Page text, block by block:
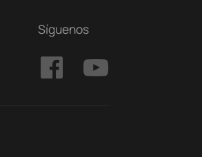
Síguenos